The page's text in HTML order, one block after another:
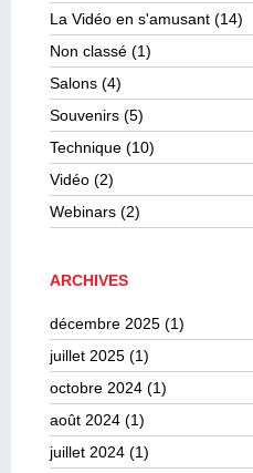
La Vidéo en s'amusant (14)
Non classé (1)
Salons (4)
Souvenirs (5)
Technique (10)
Vidéo (2)
Webinars (2)
ARCHIVES
décembre 2025 (1)
juillet 2025 (1)
octobre 2024 (1)
août 2024 (1)
juillet 2024 (1)